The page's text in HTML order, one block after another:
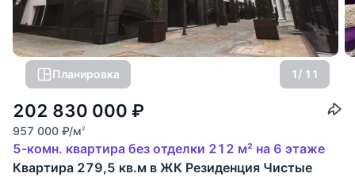
Планировка 1/ 11
202 830 000 ₽
957 000 ₽/м2
5-комн. квартира без отделки 212 м² на 6 этаже
Квартира 279,5 кв.м в ЖК Резиденция Чистые